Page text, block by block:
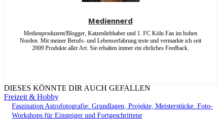
Mediennerd
Medienproduzent/Blogger, Katzenliebhaber und 1. FC Köln Fan im hohen
Norden. Mit meiner Berufs- und Lebenserfahrung teste und vermarkte ich seit
2009 Produkte aller Art. Sie erhalten immer ein ehrliches Feedback.
DIESES KÖNNTE DIR AUCH GEFALLEN
Freizeit & Hobby
Faszination Astrofotografie: Grundlagen, Projekte, Meisterstücke. Foto-
Workshops für Einsteiger und Fortgeschrittene